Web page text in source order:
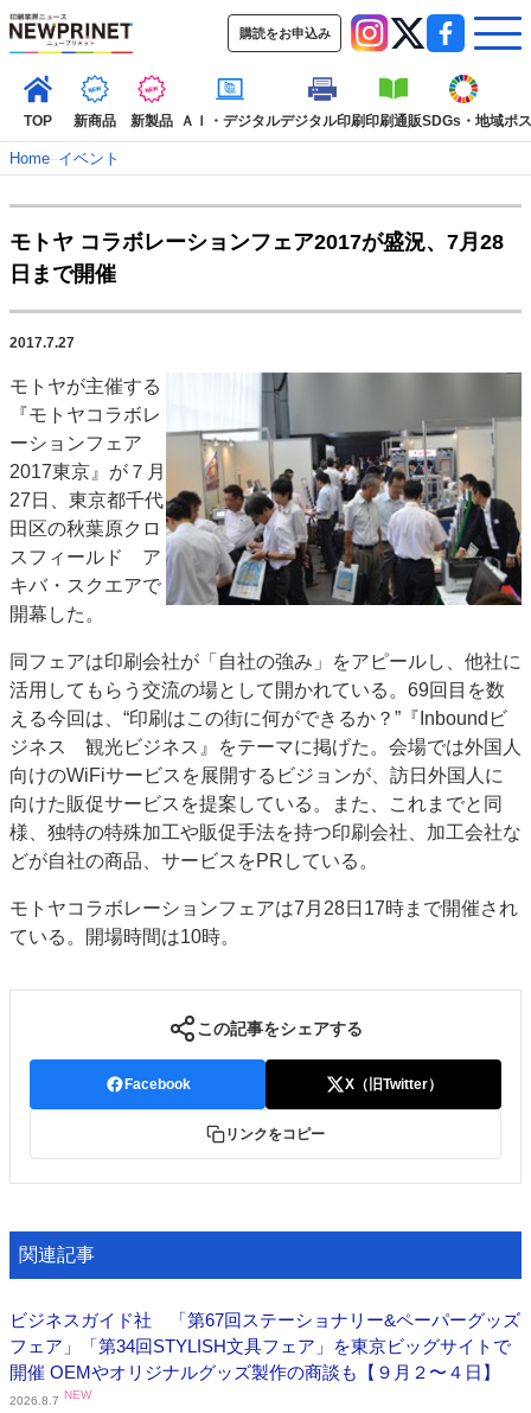
購読をお申込み
TOP 新商品 新製品 ＡＩ・デジタルデジタル印刷印刷通販SDGs・地域ポ
TOP
新着記事
インタビュー
デジタル印刷
印刷通販
SDGs・地域
ポストプレス ビジネス
市場・統計
人事・移転・異動・訃報
特集記事カテゴリー一覧
2022 見える化・MIS特集
特集・デジタル印刷 アイデアで勝負！ ～多様なビジネス・多彩な商材～
JAPAN PACK 2023 特集
中古印刷機・製本機特集
2022 検査・校正特集
特集・デジタル印刷 ～ 新成長軌道を描く
案内
発刊案内
JFPI印刷用語集 印刷機材年鑑
運営
会社案内
購読・購入申し込み
サイトポリシー
お問い合わせ
Home–イベント
モトヤ コラボレーションフェア2017が盛況、7月28
日まで開催
2017.7.27
モトヤが主催する
『モトヤコラボレ
ーションフェア
2017東京』が７月
27日、東京都千代
田区の秋葉原クロ
スフィールド ア
キバ・スクエアで
開幕した。
同フェアは印刷会社が「自社の強み」をアピールし、他社に
活用してもらう交流の場として開かれている。69回目を数
える今回は、“印刷はこの街に何ができるか？”『Inboundビ
ジネス 観光ビジネス』をテーマに掲げた。会場では外国人
向けのWiFiサービスを展開するビジョンが、訪日外国人に
向けた販促サービスを提案している。また、これまでと同
様、独特の特殊加工や販促手法を持つ印刷会社、加工会社な
どが自社の商品、サービスをPRしている。
モトヤコラボレーションフェアは7月28日17時まで開催され
ている。開場時間は10時。
この記事をシェアする
Facebook X（旧Twitter）
リンクをコピー
関連記事
ビジネスガイド社 「第67回ステーショナリー&ペーパーグッズ
フェア」「第34回STYLISH文具フェア」を東京ビッグサイトで
開催 OEMやオリジナルグッズ製作の商談も【９月２〜４日】
2026.8.7 NEW